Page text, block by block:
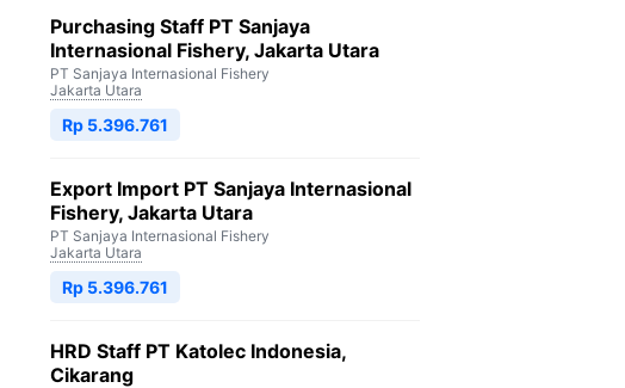
Purchasing Staff PT Sanjaya
Internasional Fishery, Jakarta Utara
PT Sanjaya Internasional Fishery
Jakarta Utara
Rp 5.396.761
Export Import PT Sanjaya Internasional
Fishery, Jakarta Utara
PT Sanjaya Internasional Fishery
Jakarta Utara
Rp 5.396.761
HRD Staff PT Katolec Indonesia,
Cikarang